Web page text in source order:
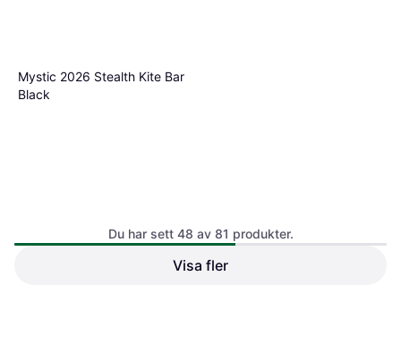
Mystic 2026 Stealth Kite Bar
Black
Du har sett 48 av 81 produkter.
Visa fler